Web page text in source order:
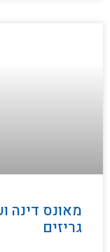
מאונס דינה
גריזים